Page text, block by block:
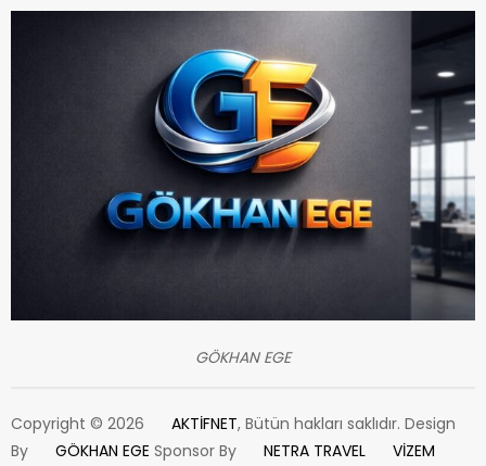
GÖKHAN EGE
Copyright © 2026 AKTİFNET, Bütün hakları saklıdır. Design
By
GÖKHAN EGE Sponsor By NETRA TRAVEL
VİZEM